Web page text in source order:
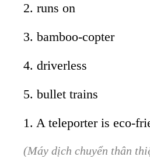
2. runs on
3. bamboo-copter
4. driverless
5. bullet trains
1. A teleporter is eco-
(Máy dịch chuyển thân